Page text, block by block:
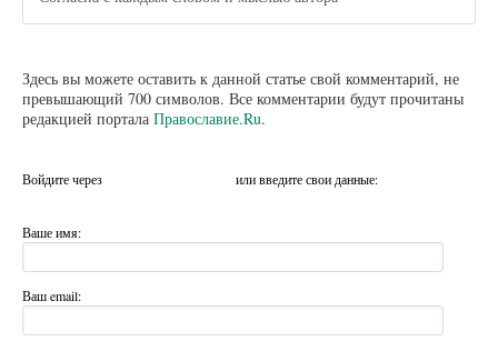
Здесь вы можете оставить к данной статье свой комментарий, не
превышающий 700 символов. Все комментарии будут прочитаны
редакцией портала Православие.Ru.
Войдите через или введите свои данные:
Ваше имя:
Ваш email: